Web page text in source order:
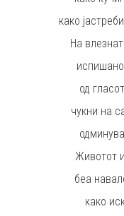
како
На
од
чукни на
Животот
беа
како